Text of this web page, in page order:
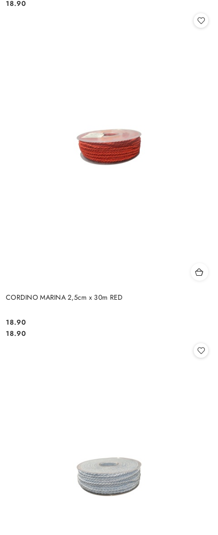
Cena:
Cena:
18.90
CORDINO MARINA 2,5cm x 30m RED
Cena:
18.90
Cena:
18.90